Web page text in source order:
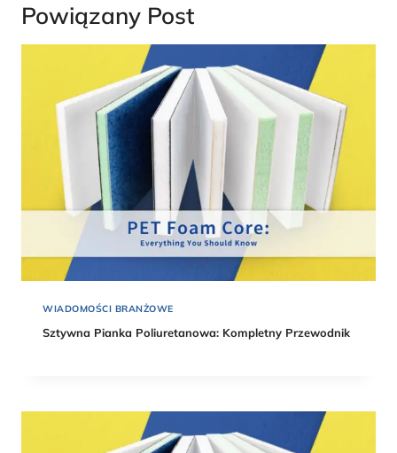
Powiązany Post
WIADOMOŚCI BRANŻOWE
Sztywna Pianka Poliuretanowa: Kompletny Przewodnik